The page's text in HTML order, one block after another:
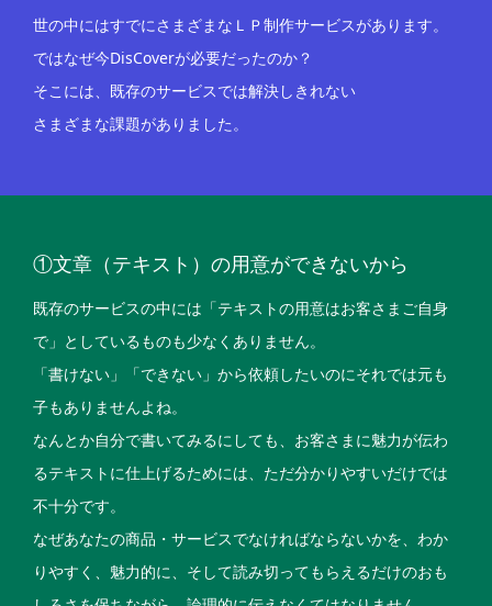
世の中にはすでにさまざまなＬＰ制作サービスがあります。
ではなぜ今DisCoverが必要だったのか？
そこには、既存のサービスでは解決しきれない
さまざまな課題がありました。
①文章（テキスト）の用意ができないから
既存のサービスの中には「テキストの用意はお客さまご自身
で」としているものも少なくありません。
「書けない」「できない」から依頼したいのにそれでは元も
子もありませんよね。
なんとか自分で書いてみるにしても、お客さまに魅力が伝わ
るテキストに仕上げるためには、ただ分かりやすいだけでは
不十分です。
なぜあなたの商品・サービスでなければならないかを、わか
りやすく、魅力的に、そして読み切ってもらえるだけのおも